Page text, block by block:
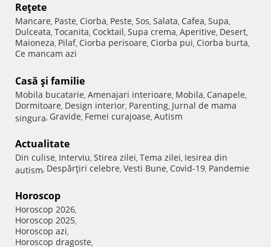
Reţete
Mancare, Paste, Ciorba, Peste, Sos, Salata, Cafea, Supa,
Dulceata, Tocanita, Cocktail, Supa crema, Aperitive, Desert,
Maioneza, Pilaf, Ciorba perisoare, Ciorba pui, Ciorba burta,
Ce mancam azi
Casă şi familie
Mobila bucatarie, Amenajari interioare, Mobila, Canapele,
Dormitoare, Design interior, Parenting, Jurnal de mama
singura, Gravide, Femei curajoase, Autism
Actualitate
Din culise, Interviu, Stirea zilei, Tema zilei, Iesirea din
autism, Despărţiri celebre, Vesti Bune, Covid-19, Pandemie
Horoscop
Horoscop 2026,
Horoscop 2025,
Horoscop azi,
Horoscop dragoste,